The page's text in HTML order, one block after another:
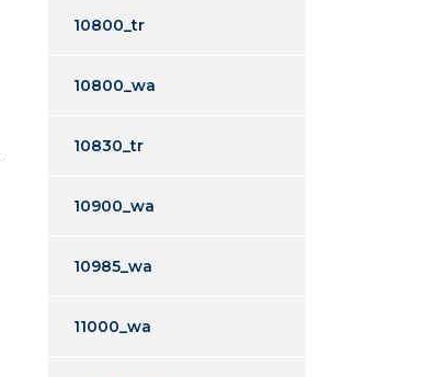
10800_tr
10800_wa
10830_tr
10900_wa
10985_wa
11000_wa